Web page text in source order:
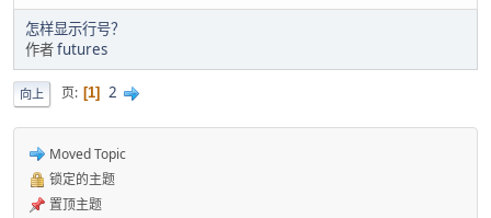
怎样显示行号？
作者futures
向上 页 1 2
Moved Topic
锁定的主题
置顶主题